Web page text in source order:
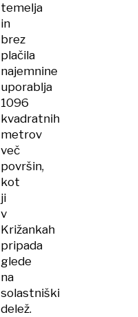
temelja
in
brez
plačila
najemnine
uporablja
1096
kvadratnih
metrov
več
površin,
kot
ji
v
Križankah
pripada
glede
na
solastniški
delež.